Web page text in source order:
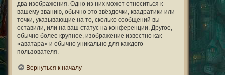
два изображения. Одно из них может относиться к
вашему званию, обычно это звёздочки, квадратики или
точки, указывающие на то, сколько сообщений вы
оставили, или на ваш статус на конференции. Другое,
обычно более крупное, изображение известно как
«аватара» и обычно уникально для каждого
пользователя.
Вернуться к началу